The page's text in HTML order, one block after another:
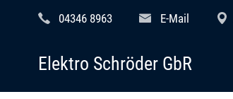
04346 8963 E-Mail
Elektro Schröder GbR